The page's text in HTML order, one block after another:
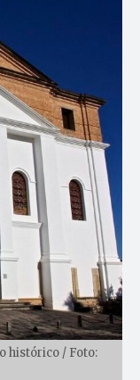
histórico / Foto: